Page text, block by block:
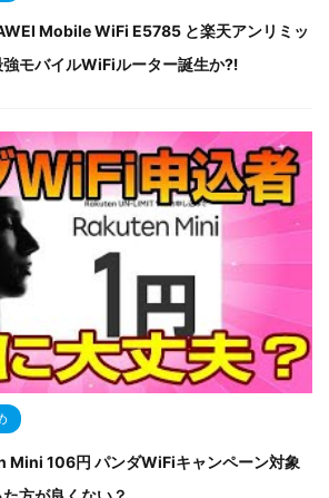
Mobile WiFi E5785 と楽天アンリミッ
強モバイルWiFiルーター誕生か⁈
Mini 106円 パンダWiFiキャンペーン対象